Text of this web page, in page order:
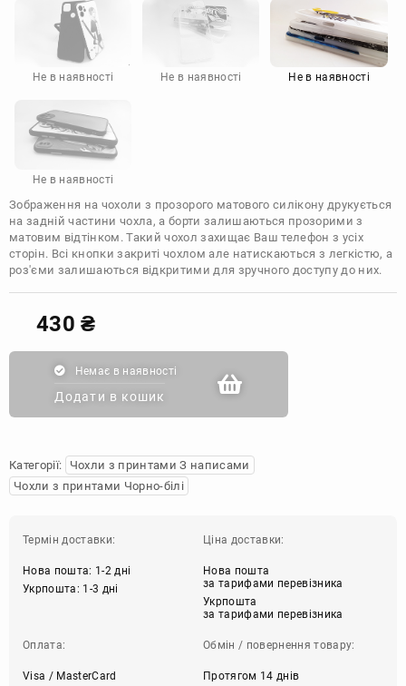
Motorola
Не в наявності Не в наявності Не в наявності
Не в наявності
Зображення на чохоли з прозорого матового силікону друкується
на задній частини чохла, а борти залишаються прозорими з
матовим відтінком. Такий чохол захищає Ваш телефон з усіх
сторін. Всі кнопки закриті чохлом але натискаються з легкістю, а
роз'єми залишаються відкритими для зручного доступу до них.
430₴
Немає в наявності
Додати в кошик
Категорії:
Чохли з принтами З написами
Чохли з принтами Чорно-білі
Термін доставки:
Нова пошта: 1-2 дні
Укрпошта: 1-3 дні
Ціна доставки:
Нова пошта
за тарифами перевізника
Укрпошта
за тарифами перевізника
Оплата:
Visa / MasterCard
Обмін / повернення товару:
Протягом 14 днів